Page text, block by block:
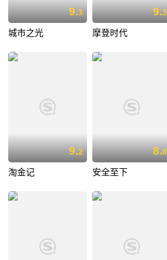
9.3
城市之光
9.3
摩登时代
9.2
淘金记
8.8
安全至下